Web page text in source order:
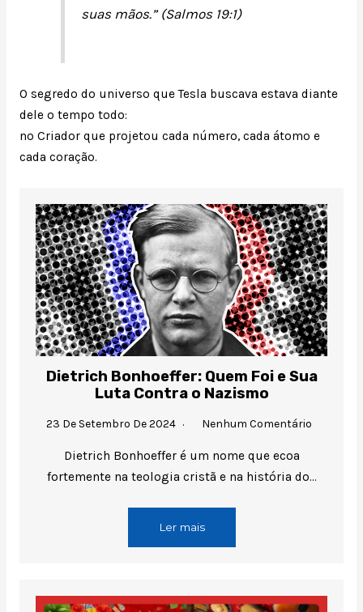
suas mãos.” (Salmos 19:1)
O segredo do universo que Tesla buscava estava diante
dele o tempo todo:
no Criador que projetou cada número, cada átomo e
cada coração.
Dietrich Bonhoeffer: Quem Foi e Sua
Luta Contra o Nazismo
23 De Setembro De 2024 Nenhum Comentário
Dietrich Bonhoeffer é um nome que ecoa
fortemente na teologia cristã e na história do…
Ler mais